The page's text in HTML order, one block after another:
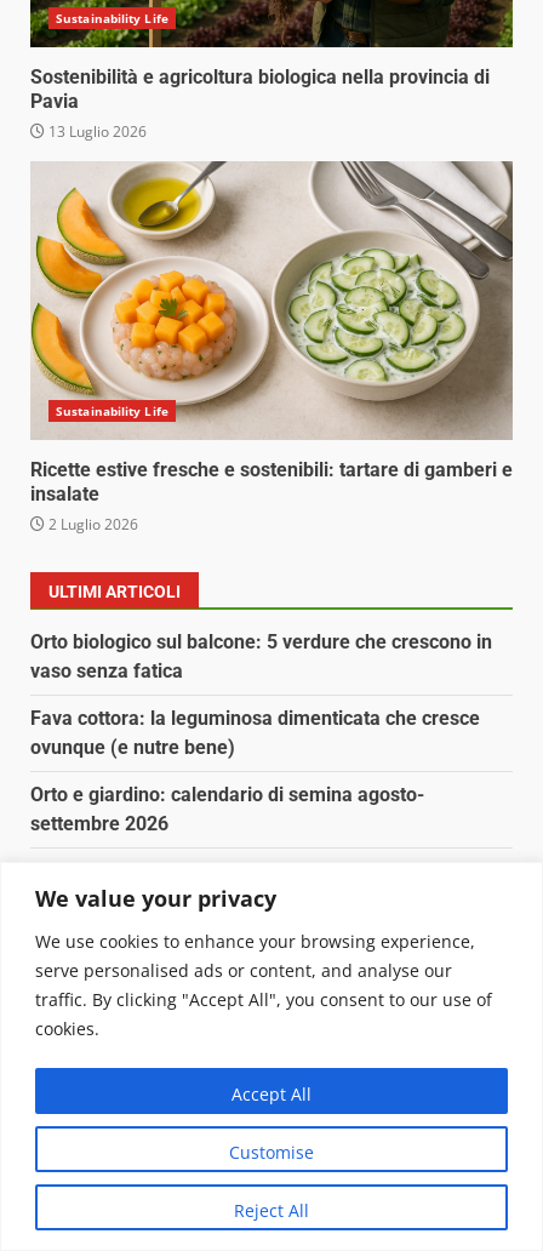
We value your privacy
We use cookies to enhance your browsing experience,
serve personalised ads or content, and analyse our
traffic. By clicking "Accept All", you consent to our use of
cookies.
Customise
Reject All
Accept All
Sustainability Life
Sostenibilità e agricoltura biologica nella provincia di
Pavia
13 Luglio 2026
Sustainability Life
Ricette estive fresche e sostenibili: tartare di gamberi e
insalate
2 Luglio 2026
ULTIMI ARTICOLI
Orto biologico sul balcone: 5 verdure che crescono in
vaso senza fatica
Fava cottora: la leguminosa dimenticata che cresce
ovunque (e nutre bene)
Orto e giardino: calendario di semina agosto-
settembre 2026
Fava cottora: come cucinarla, quando è di stagione e
perché vale la pena
Copyright © 2025 Biopianeta.it proprietà di Jws Media
Questo blog non è una testata giornalistica, in quanto
viene aggiornato senza alcuna periodicità. Non può
pertanto considerarsi un prodotto editoriale ai sensi
della legge n. 62 del 07.03.2001|DarkNewsvon AF
themes.